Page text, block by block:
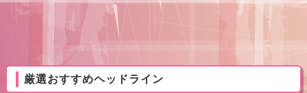
厳選おすすめヘッドライン